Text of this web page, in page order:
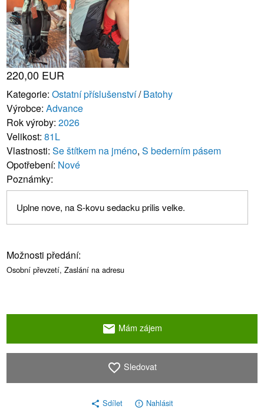
220,00 EUR
Kategorie:Ostatní příslušenství/Batohy
Výrobce:Advance
Rok výroby:2026
Velikost:81L
Vlastnosti:Se štítkem na jméno,S bederním pásem
Opotřebení: Nové
Poznámky:
Uplne nove, na S-kovu sedacku prilis velke.
Možnosti předání:
Osobní převzetí, Zaslání na adresu
email Mám zájem
favorite_border Sledovat
share Sdílet error_outline Nahlásit